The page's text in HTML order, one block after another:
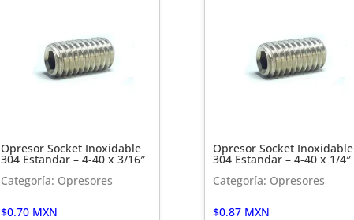
Opresor Socket Inoxidable
304 Estandar – 4-40 x 3/16″
Categoría: Opresores
$0.70MXN
Opresor Socket Inoxidable
304 Estandar – 4-40 x 1/4″
Categoría: Opresores
$0.87 MXN